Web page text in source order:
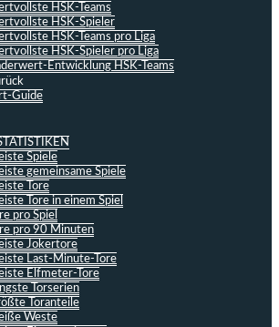
HSK-Teams
HSK-Spieler
HSK-Teams pro Liga
HSK-Spieler pro Liga
Entwicklung HSK-Teams
Guide
Spiele
gemeinsame Spiele
Tore
Tore in einem Spiel
pro Spiel
pro 90 Minuten
Jokertore
Last-Minute-Tore
Elfmeter-Tore
Torserien
Toranteile
Weste